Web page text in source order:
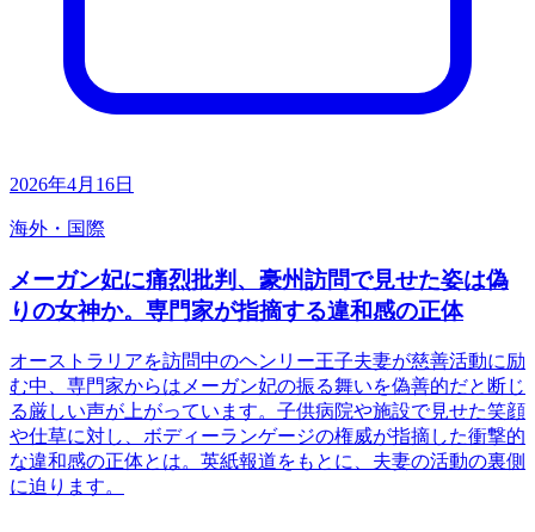
2026年4月16日
海外・国際
メーガン妃に痛烈批判、豪州訪問で見せた姿は偽
りの女神か。専門家が指摘する違和感の正体
オーストラリアを訪問中のヘンリー王子夫妻が慈善活動に励
む中、専門家からはメーガン妃の振る舞いを偽善的だと断じ
る厳しい声が上がっています。子供病院や施設で見せた笑顔
や仕草に対し、ボディーランゲージの権威が指摘した衝撃的
な違和感の正体とは。英紙報道をもとに、夫妻の活動の裏側
に迫ります。